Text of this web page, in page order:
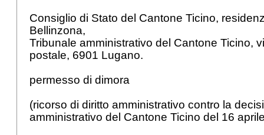
Consiglio di Stato del Cantone Ticino,
Bellinzona,
Tribunale amministrativo del Cantone Ticino,
postale, 6901 Lugano.
permesso di dimora
(ricorso di diritto amministrativo contro la
amministrativo del Cantone Ticino del 16